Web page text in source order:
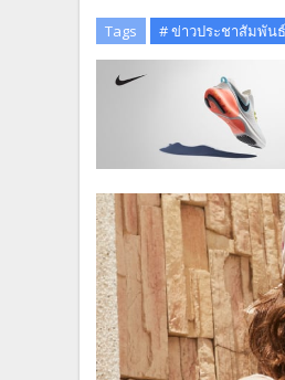
Tags # ข่าวประชาสัมพันธ์